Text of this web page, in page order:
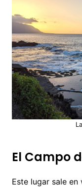
El Campo
Este lugar sale